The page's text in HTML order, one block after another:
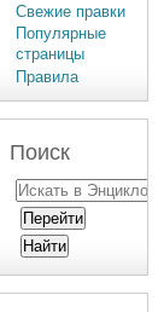
Свежие правки
Популярные
страницы
Правила
Поиск